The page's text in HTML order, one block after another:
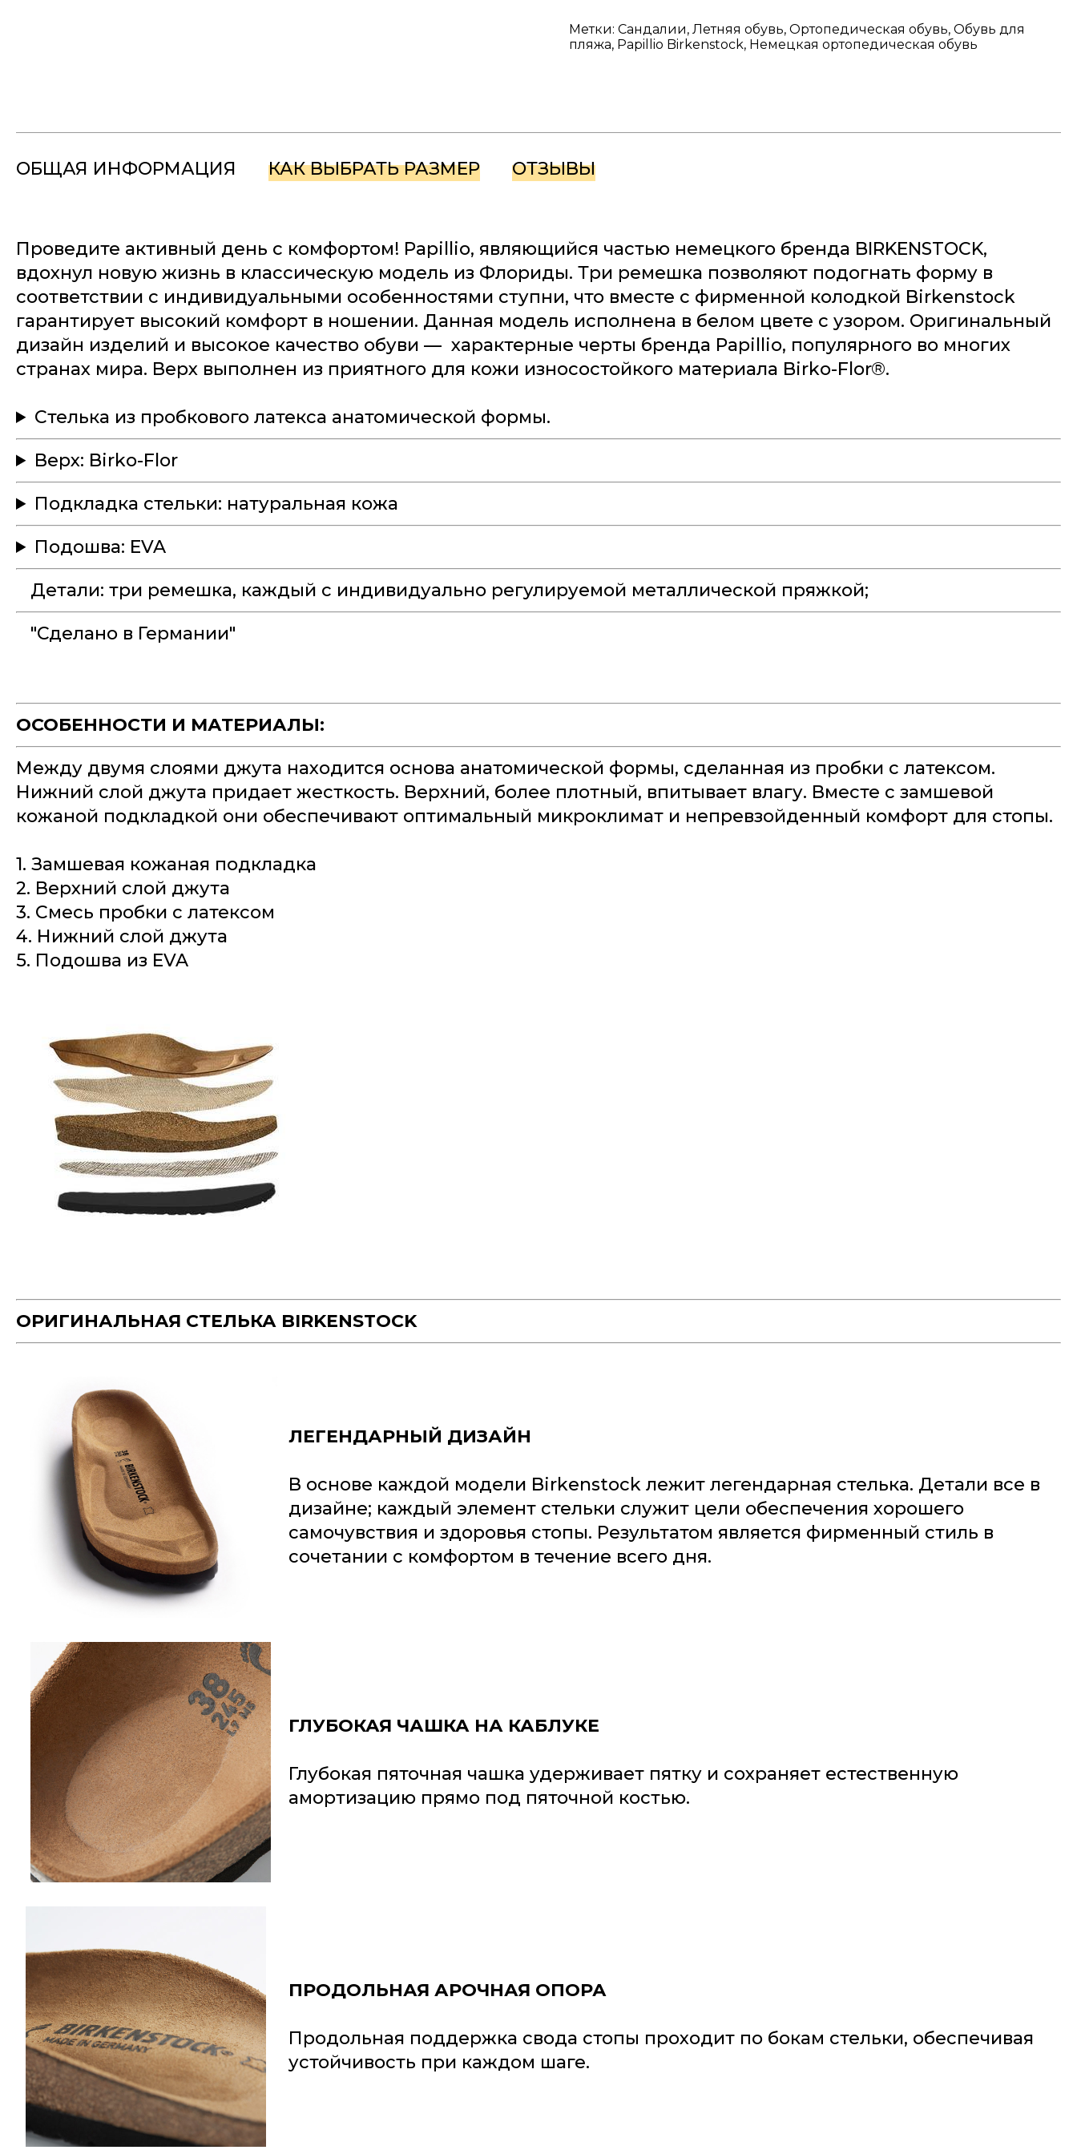
Метки: Сандалии, Летняя обувь, Ортопедическая обувь, Обувь для
пляжа, Papillio Birkenstock, Немецкая ортопедическая обувь
ОБЩАЯ ИНФОРМАЦИЯ КАК ВЫБРАТЬ РАЗМЕР ОТЗЫВЫ
Проведите активный день с комфортом! Papillio, являющийся частью немецкого бренда BIRKENSTOCK,
вдохнул новую жизнь в классическую модель из Флориды. Три ремешка позволяют подогнать форму в
соответствии с индивидуальными особенностями ступни, что вместе с фирменной колодкой Birkenstock
гарантирует высокий комфорт в ношении. Данная модель исполнена в белом цвете с узором. Оригинальный
дизайн изделий и высокое качество обуви — характерные черты бренда Papillio, популярного во многих
странах мира. Верх выполнен из приятного для кожи износостойкого материала Birko-Flor®.
Стелька из пробкового латекса анатомической формы.
Верх: Birko-Flor
Подкладка стельки: натуральная кожа
Подошва: EVA
Детали: три ремешка, каждый с индивидуально регулируемой металлической пряжкой;
"Сделано в Германии"
ОСОБЕННОСТИ И МАТЕРИАЛЫ:
Между двумя слоями джута находится основа анатомической формы, сделанная из пробки с латексом.
Нижний слой джута придает жесткость. Верхний, более плотный, впитывает влагу. Вместе с замшевой
кожаной подкладкой они обеспечивают оптимальный микроклимат и непревзойденный комфорт для стопы.
1. Замшевая кожаная подкладка
2. Верхний слой джута
3. Смесь пробки с латексом
4. Нижний слой джута
5. Подошва из EVA
ОРИГИНАЛЬНАЯ СТЕЛЬКА BIRKENSTOCK
ЛЕГЕНДАРНЫЙ ДИЗАЙН
В основе каждой модели Birkenstock лежит легендарная стелька. Детали все в
дизайне; каждый элемент стельки служит цели обеспечения хорошего
самочувствия и здоровья стопы. Результатом является фирменный стиль в
сочетании с комфортом в течение всего дня.
ГЛУБОКАЯ ЧАШКА НА КАБЛУКЕ
Глубокая пяточная чашка удерживает пятку и сохраняет естественную
амортизацию прямо под пяточной костью.
ПРОДОЛЬНАЯ АРОЧНАЯ ОПОРА
Продольная поддержка свода стопы проходит по бокам стельки, обеспечивая
устойчивость при каждом шаге.